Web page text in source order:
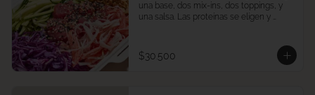
una base, dos mix-ins, dos toppings, y
una salsa. Las proteínas se eligen y
$30.500